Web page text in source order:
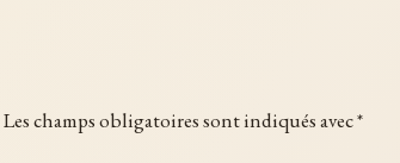
Les champs obligatoires sont indiqués avec*